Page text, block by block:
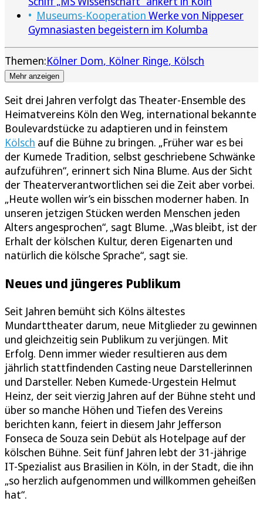
Museums-Kooperation Werke von Nippeser
Gymnasiasten begeistern im Kolumba
Themen:Kölner Dom Kölner Ringe Kölsch
Mehr anzeigen
Seit drei Jahren verfolgt das Theater-Ensemble des
Heimatvereins Köln den Weg, international bekannte
Boulevardstücke zu adaptieren und in feinstem
Kölsch auf die Bühne zu bringen. „Früher war es bei
der Kumede Tradition, selbst geschriebene Schwänke
aufzuführen“, erinnert sich Nina Blume. Aus der Sicht
der Theaterverantwortlichen sei die Zeit aber vorbei.
„Heute wollen wir’s ein bisschen moderner haben. In
unseren jetzigen Stücken werden Menschen jeden
Alters angesprochen“, sagt Blume. „Was bleibt, ist der
Erhalt der kölschen Kultur, deren Eigenarten und
natürlich die kölsche Sprache“, sagt sie.
Neues und jüngeres Publikum
Seit Jahren bemüht sich Kölns ältestes
Mundarttheater darum, neue Mitglieder zu gewinnen
und gleichzeitig sein Publikum zu verjüngen. Mit
Erfolg. Denn immer wieder resultieren aus dem
jährlich stattfindenden Casting neue Darstellerinnen
und Darsteller. Neben Kumede-Urgestein Helmut
Heinz, der seit vierzig Jahren auf der Bühne steht und
über so manche Höhen und Tiefen des Vereins
berichten kann, feiert in diesem Jahr Jefferson
Fonseca de Souza sein Debüt als Hotelpage auf der
kölschen Bühne. Seit fünf Jahren lebt der 31-jährige
IT-Spezialist aus Brasilien in Köln, in der Stadt, die ihn
„so herzlich aufgenommen und willkommen geheißen
hat“.